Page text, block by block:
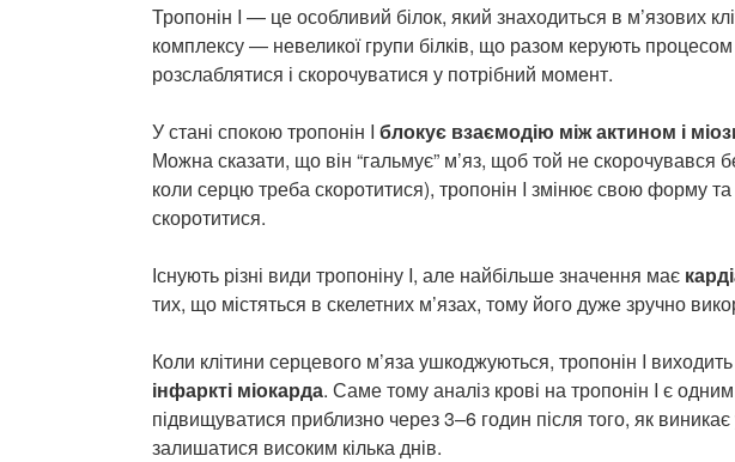
Тропонін I — це особливий білок, який знаходиться в м’язових
комплексу — невеликої групи білків, що разом керують
розслаблятися і скорочуватися у потрібний момент.
У стані спокою тропонін I блокує взаємодію між актином і
Можна сказати, що він “гальмує” м’яз, щоб той не скорочувався
коли серцю треба скоротитися), тропонін I змінює свою форму
скоротитися.
Існують різні види тропоніну I, але найбільше значення має
тих, що містяться в скелетних м’язах, тому його дуже зручно
Коли клітини серцевого м’яза ушкоджуються, тропонін I
інфаркті міокарда. Саме тому аналіз крові на тропонін I є
підвищуватися приблизно через 3–6 годин після того, як
залишатися високим кілька днів.